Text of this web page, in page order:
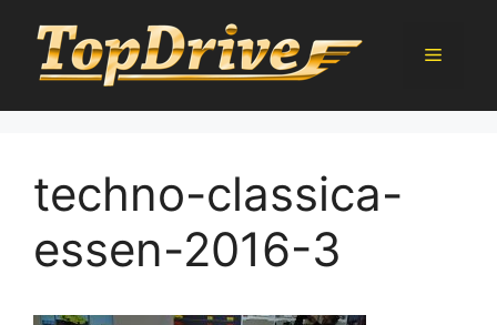
obsah
Menu
techno-classica-
essen-2016-3